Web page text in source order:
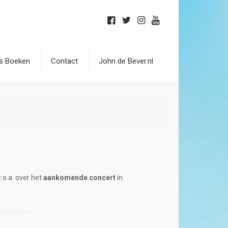
Boeken Contact John de Bever.nl
o.a. over hetaankomende concertin